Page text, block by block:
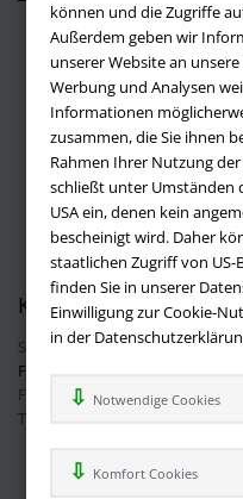
können und die Zugriffe
Außerdem geben wir
unserer Website an
Werbung und Analysen
Informationen
zusammen, die Sie ihnen
Rahmen Ihrer Nutzung
schließt unter Umständen
USA ein, denen kein
bescheinigt wird. Daher
staatlichen Zugriff von
finden Sie in unserer
Einwilligung zur Cookie-
in der
Notwendige Cookies
Komfort Cookies
Über
Impressum
Versandbedingungen
Widerruf
Batteriehinweis
AGB
Datenschutz
Kontakt
Sie haben Fragen?Hier finden
Fragen.
Fragen per E-Mail:
Telefon: +49 (0)9209 20 23 188
Ihre Vorteile bei uns
Kostenloser Versand